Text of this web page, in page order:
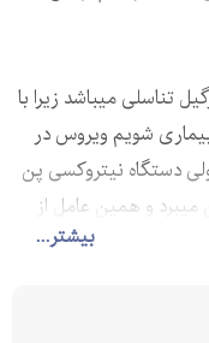
بیشتر...
تناسلی میباشد زیرا با
شویم ویروس در
دستگاه نیتروکسی پن
میبرد و همین عامل از